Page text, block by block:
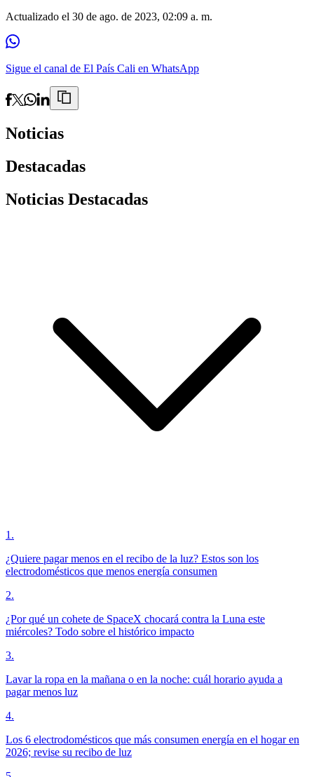
Actualizado el 30 de ago. de 2023, 02:09 a. m.
Sigue el canal de El País Cali en WhatsApp
Noticias
Destacadas
Noticias Destacadas
1 .
¿Quiere pagar menos en el recibo de la luz? Estos son los
electrodomésticos que menos energía consumen
2.
¿Por qué un cohete de SpaceX chocará contra la Luna este
miércoles? Todo sobre el histórico impacto
3.
Lavar la ropa en la mañana o en la noche: cuál horario ayuda a
pagar menos luz
4.
Los 6 electrodomésticos que más consumen energía en el hogar en
2026; revise su recibo de luz